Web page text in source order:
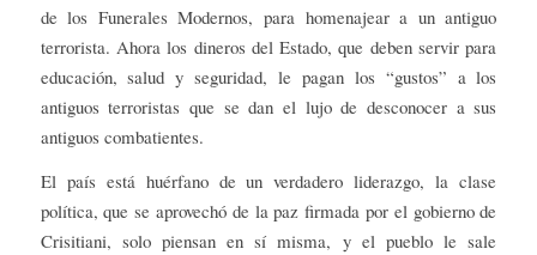
de los Funerales Modernos, para homenajear a un antiguo
terrorista. Ahora los dineros del Estado, que deben servir para
educación, salud y seguridad, le pagan los “gustos” a los
antiguos terroristas que se dan el lujo de desconocer a sus
antiguos combatientes.
El país está huérfano de un verdadero liderazgo, la clase
política, que se aprovechó de la paz firmada por el gobierno de
Crisitiani, solo piensan en sí misma, y el pueblo le sale